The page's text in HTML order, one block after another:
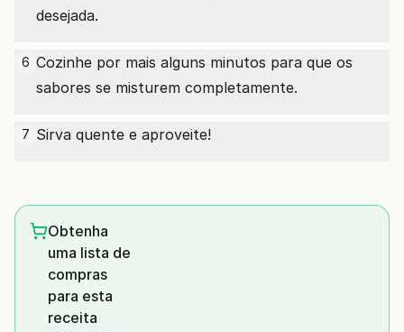
desejada.
6 Cozinhe por mais alguns minutos para que os
sabores se misturem completamente.
7 Sirva quente e aproveite!
Obtenha
uma lista de
compras
para esta
receita